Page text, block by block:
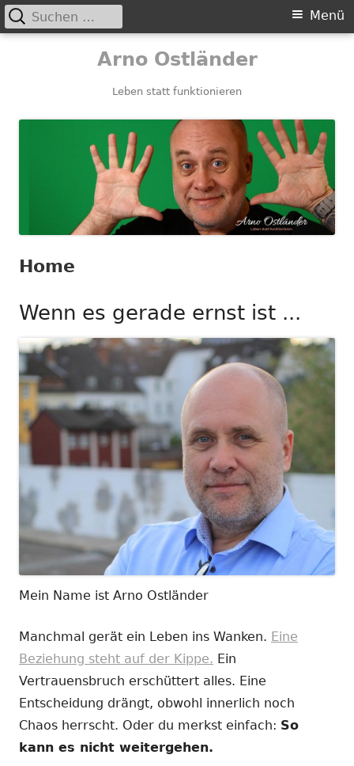
Arno Ostländer
Leben statt funktionieren
Primäres
Menü
Suchen
nach:
Home
Wenn es gerade ernst ist ...
Mein Name ist Arno Ostländer
Manchmal gerät ein Leben ins Wanken. Eine
Beziehung steht auf der Kippe. Ein
Vertrauensbruch erschüttert alles. Eine
Entscheidung drängt, obwohl innerlich noch
Chaos herrscht. Oder du merkst einfach: So
kann es nicht weitergehen.